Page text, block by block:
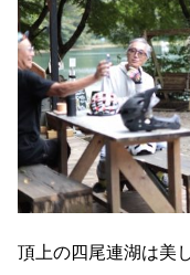
頂上の四尾連湖は美